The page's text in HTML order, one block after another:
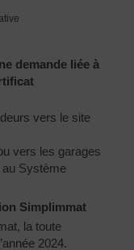
demande liée à
vers le site
vers les garages
au Système
Simplimmat
la toute
2024.